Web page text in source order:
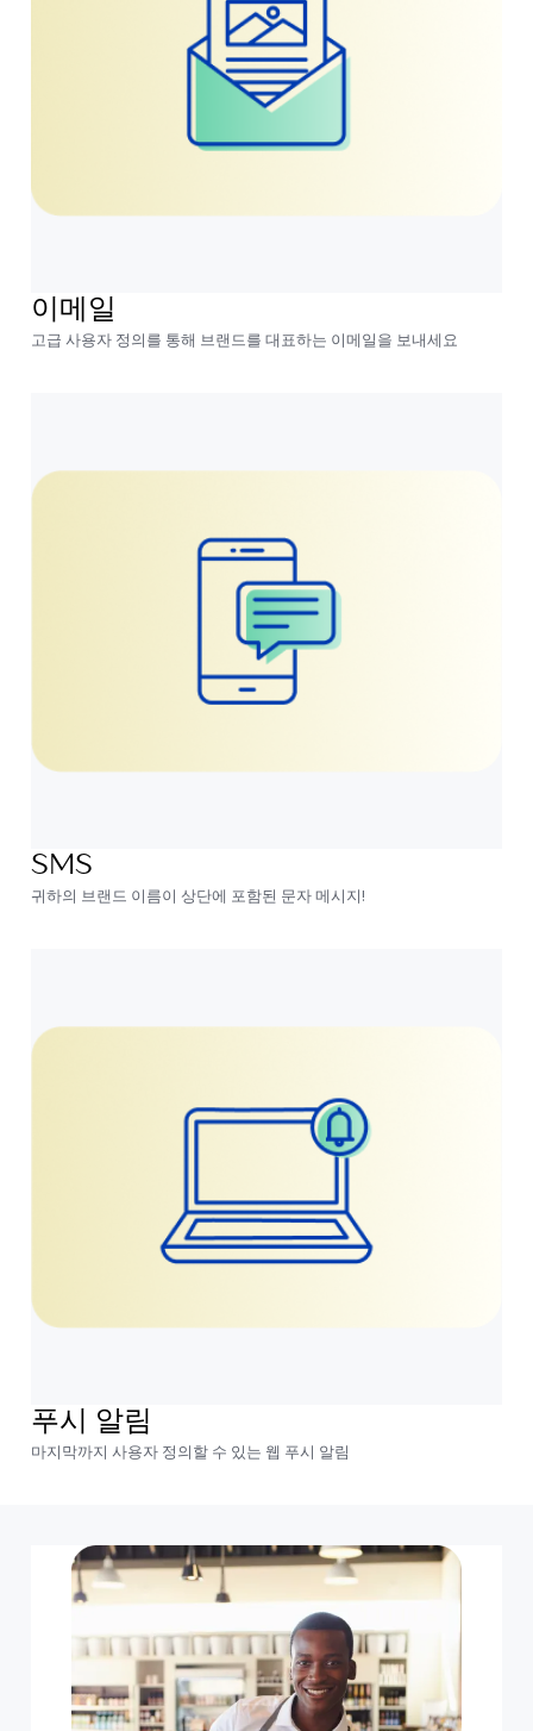
이메일
고급 사용자 정의를 통해 브랜드를 대표하는 이메일을 보내세요
SMS
귀하의 브랜드 이름이 상단에 포함된 문자 메시지!
푸시 알림
마지막까지 사용자 정의할 수 있는 웹 푸시 알림